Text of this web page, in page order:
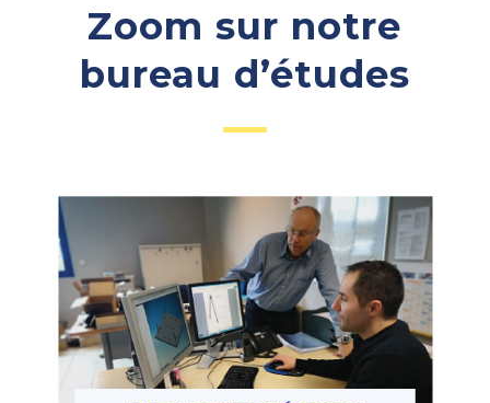
Zoom sur notre
bureau d’études